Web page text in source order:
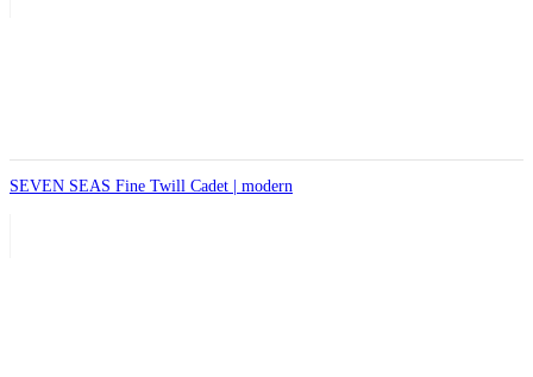
SEVEN SEAS Fine Twill Cadet | modern